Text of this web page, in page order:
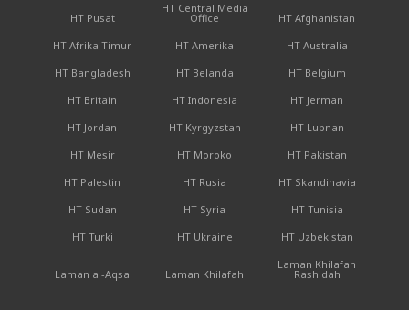
HT Pusat
HT Central Media
Office
HT Afghanistan
HT Afrika Timur
HT Amerika
HT Australia
HT Bangladesh
HT Belanda
HT Belgium
HT Britain
HT Indonesia
HT Jerman
HT Jordan
HT Kyrgyzstan
HT Lubnan
HT Mesir
HT Moroko
HT Pakistan
HT Palestin
HT Rusia
HT Skandinavia
HT Sudan
HT Syria
HT Tunisia
HT Turki
HT Ukraine HT Uzbekistan
Laman al-Aqsa Laman Khilafah
Laman Khilafah
Rashidah